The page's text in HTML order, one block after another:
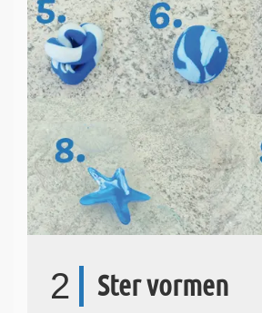
2 Ster vormen